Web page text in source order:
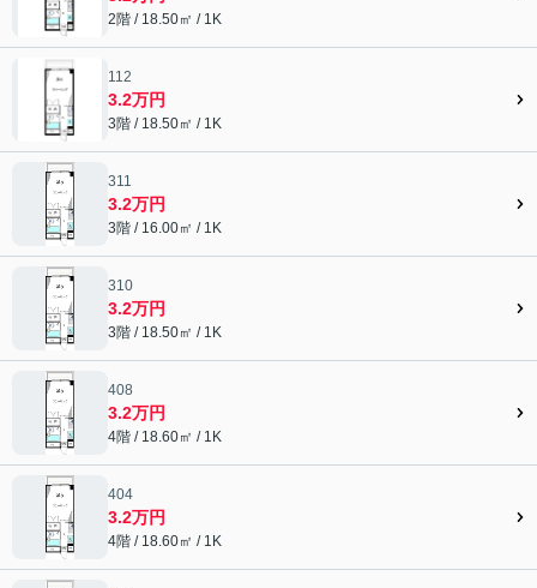
2階 / 18.50㎡ / 1K
112
3.2万円
3階 / 18.50㎡ / 1K
311
3.2万円
3階 / 16.00㎡ / 1K
310
3.2万円
3階 / 18.50㎡ / 1K
408
3.2万円
4階 / 18.60㎡ / 1K
404
3.2万円
4階 / 18.60㎡ / 1K